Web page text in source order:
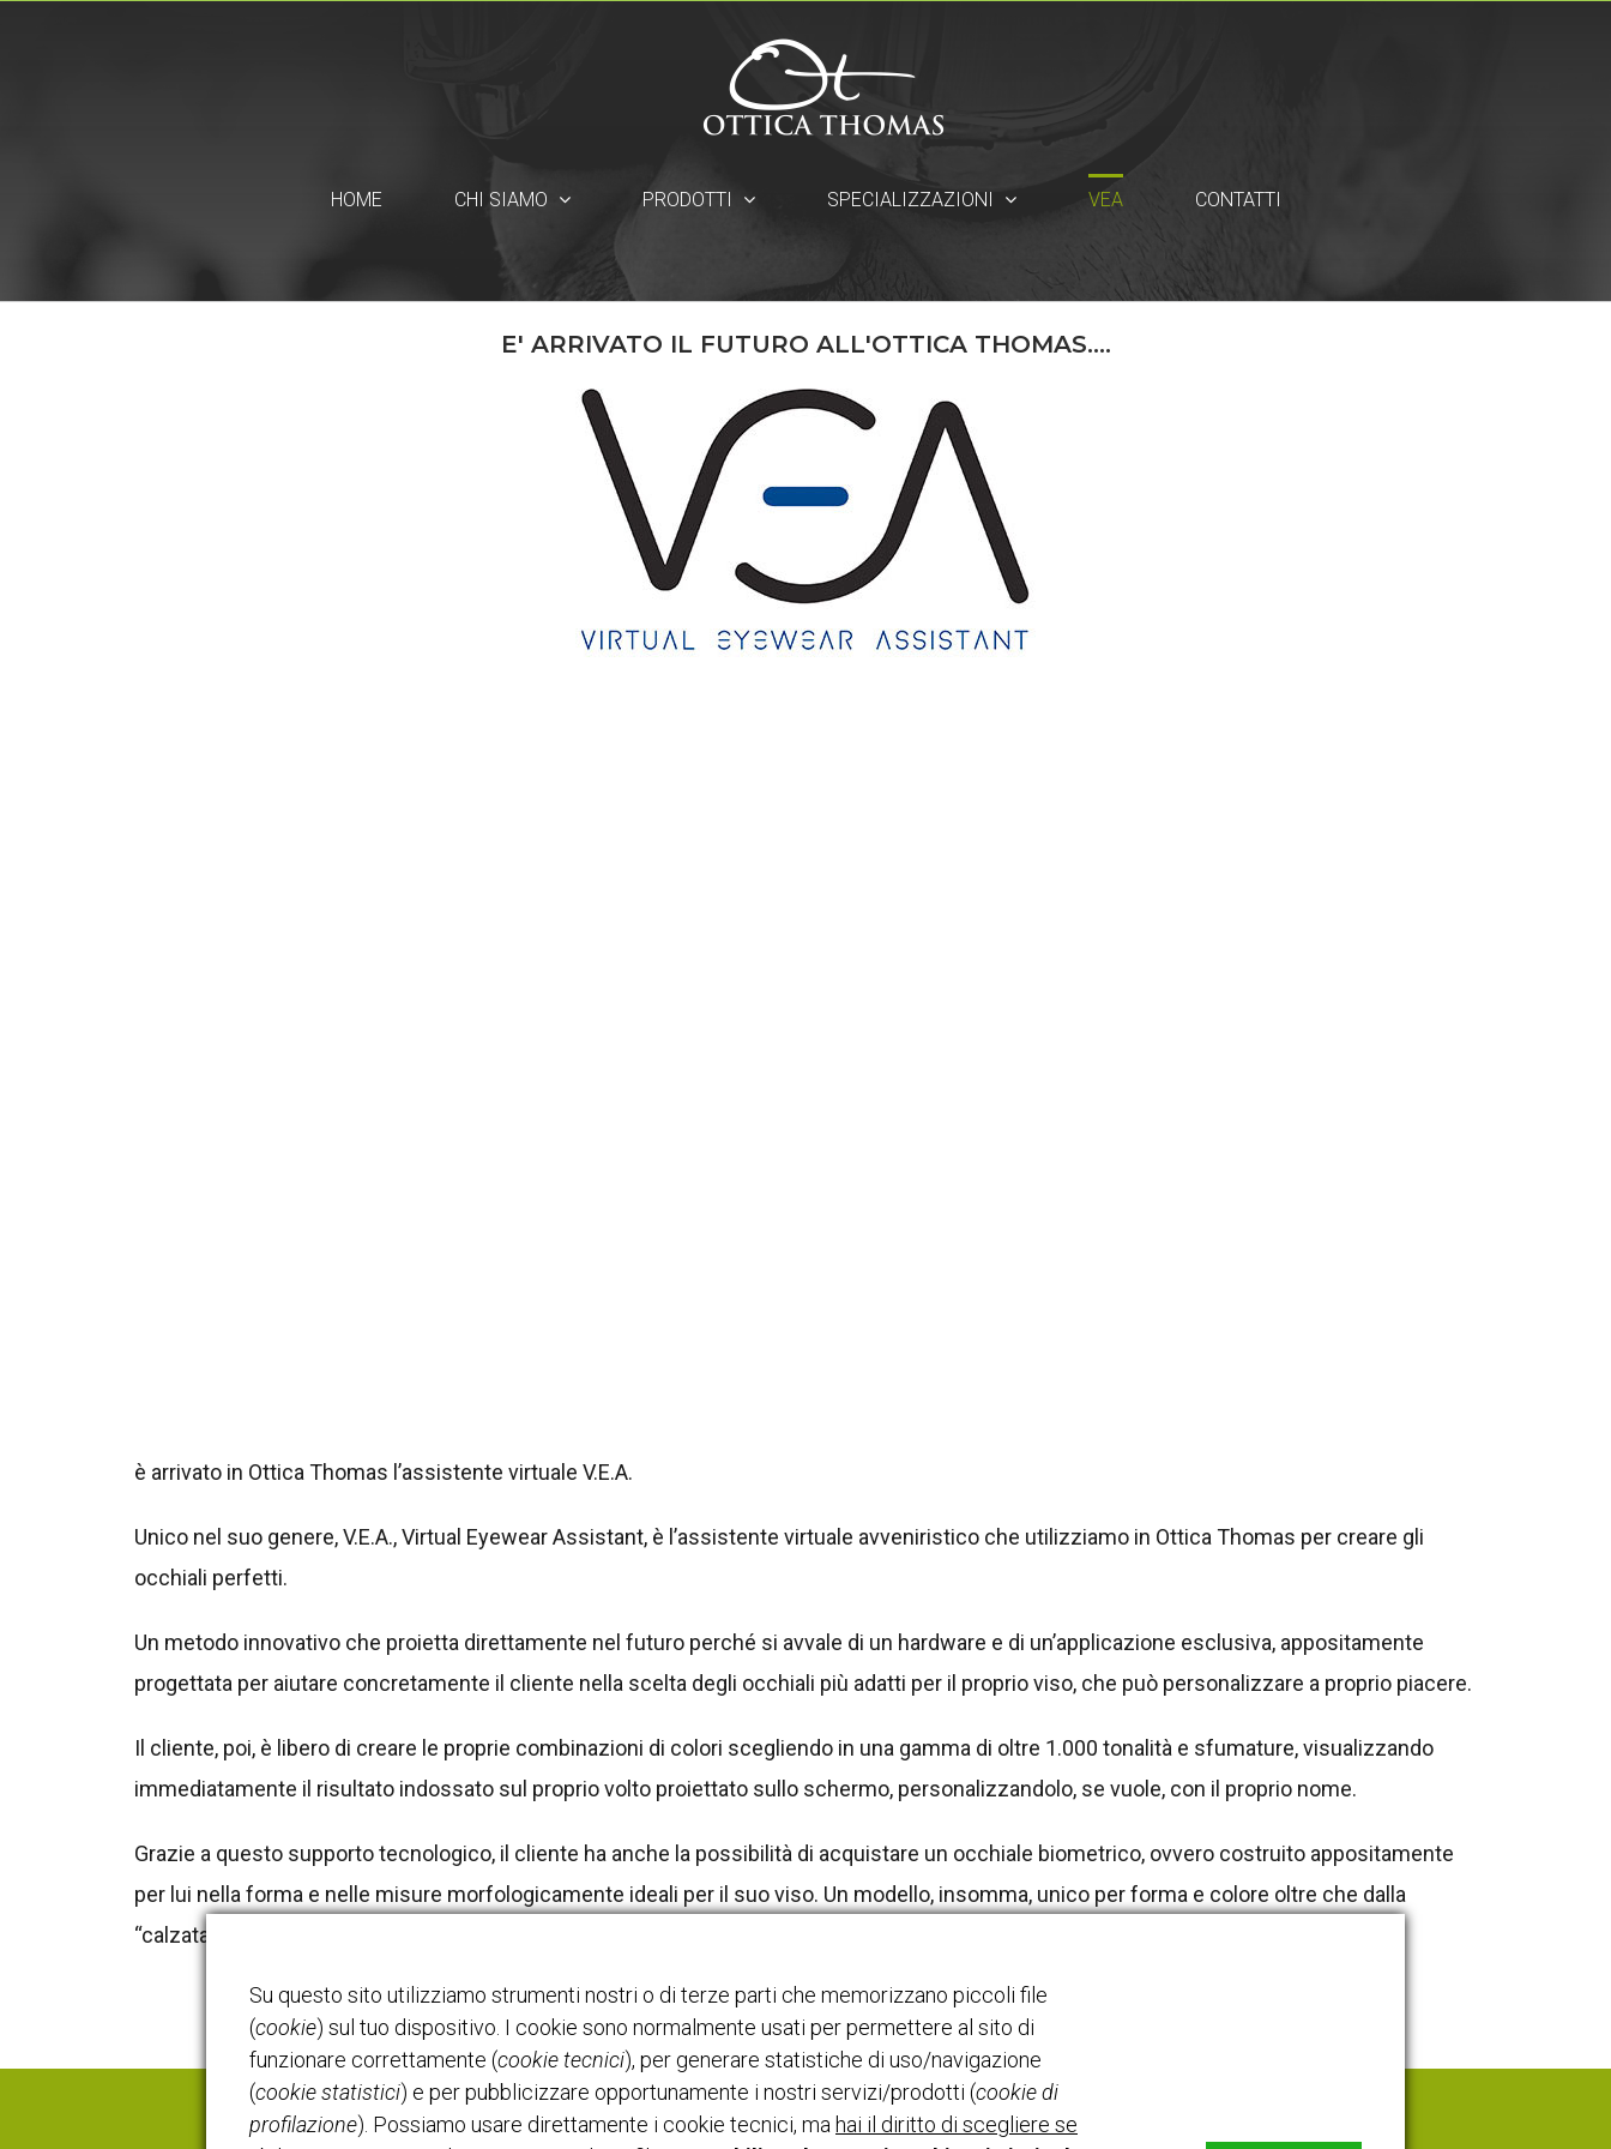
HOME CHI SIAMO PRODOTTI SPECIALIZZAZIONI VEA CONTATTI
E' ARRIVATO IL FUTURO ALL'OTTICA THOMAS....
è arrivato in Ottica Thomas l’assistente virtuale V.E.A.
Unico nel suo genere, V.E.A., Virtual Eyewear Assistant, è l’assistente virtuale avveniristico che utilizziamo in Ottica Thomas per creare gli
occhiali perfetti.
Un metodo innovativo che proietta direttamente nel futuro perché si avvale di un hardware e di un’applicazione esclusiva, appositamente
progettata per aiutare concretamente il cliente nella scelta degli occhiali più adatti per il proprio viso, che può personalizzare a proprio piacere.
Il cliente, poi, è libero di creare le proprie combinazioni di colori scegliendo in una gamma di oltre 1.000 tonalità e sfumature, visualizzando
immediatamente il risultato indossato sul proprio volto proiettato sullo schermo, personalizzandolo, se vuole, con il proprio nome.
Grazie a questo supporto tecnologico, il cliente ha anche la possibilità di acquistare un occhiale biometrico, ovvero costruito appositamente
per lui nella forma e nelle misure morfologicamente ideali per il suo viso. Un modello, insomma, unico per forma e colore oltre che dalla
“calzata” perfetta!
Vieni subito a provarlo!
HOME I NOSTRI MARCHI CONTATTI
Su questo sito utilizziamo strumenti nostri o di terze parti che memorizzano piccoli file
(cookie) sul tuo dispositivo. I cookie sono normalmente usati per permettere al sito di
funzionare correttamente (cookie tecnici), per generare statistiche di uso/navigazione
(cookie statistici) e per pubblicizzare opportunamente i nostri servizi/prodotti (cookie di
profilazione). Possiamo usare direttamente i cookie tecnici, ma hai il diritto di scegliere se